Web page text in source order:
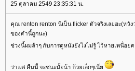
25 ตุลาคม 2549 23:35:31 น.
คุณ renton renton นี่เป็น flicker ตัวจริงเลยฮะ(ห
ของคำนี้ถูกนะ)
ช่วงนี้ผมล้าๆ กับการดูหนังยังไงไม่รู้ ไว้หายเหนื่อยค
ว่าแต่ คืนนี้ จะชนะมั้ยน้า ถ้วยเล็กๆเนี่